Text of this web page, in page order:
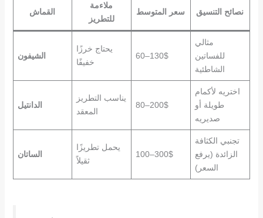
القماش
ملاءمة
للتطريز
سعر المتوسط نصائح التنسيق
الشيفون
يحتاج خرزًا
خفيفًا
60–130$
مثالي
للفساتين
الشاطئية
الدانتيل
يناسب التطريز
المعقد
80–200$
اختريه لأكمام
طويلة أو
صديريه
الساتان
يحمل تطريزًا
ثقيلاً
100–300$
تجنبي الكثافة
الزائدة (يرفع
السعر)